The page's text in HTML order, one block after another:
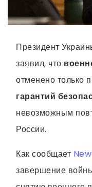
Президент
заявил, что
отменено только
гарантий
невозможным
России.
Как сообщает
завершение